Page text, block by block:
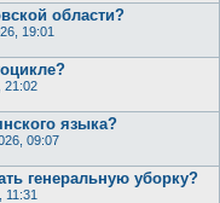
области?
19:01
21:02
языка?
09:07
генеральную уборку?
11:31